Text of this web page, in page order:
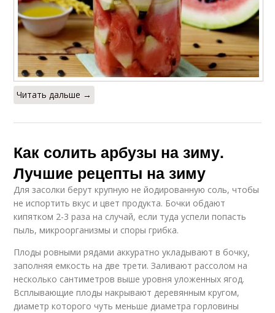
Читать дальше →
Как солить арбузы на зиму.
Лучшие рецепты на зиму
Для засолки берут крупную не йодированную соль, чтобы
не испортить вкус и цвет продукта. Бочки обдают
кипятком 2-3 раза на случай, если туда успели попасть
пыль, микроорганизмы и споры грибка.
Плоды ровными рядами аккуратно укладывают в бочку,
заполняя емкость на две трети. Заливают рассолом на
несколько сантиметров выше уровня уложенных ягод.
Всплывающие плоды накрывают деревянным кругом,
диаметр которого чуть меньше диаметра горловины